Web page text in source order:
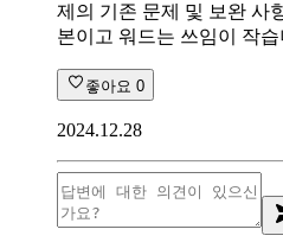
제의 기존 문제 및 보완 사
본이고 워드는 쓰임이 작
좋아요 0
2024.12.28